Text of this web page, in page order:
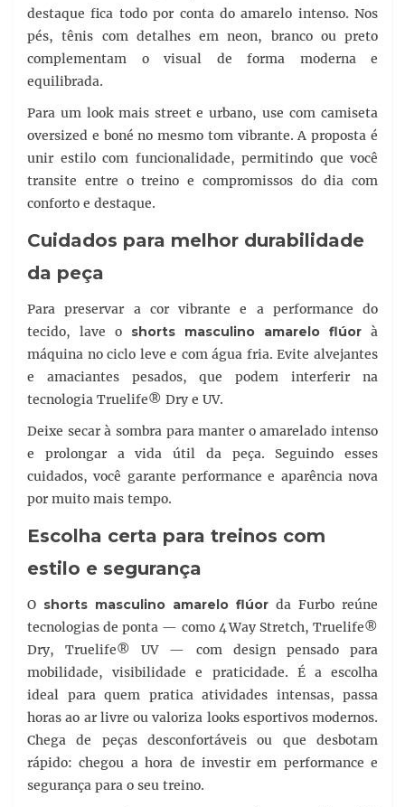
destaque fica todo por conta do amarelo intenso. Nos
pés, tênis com detalhes em neon, branco ou preto
complementam o visual de forma moderna e
equilibrada.
Para um look mais street e urbano, use com camiseta
oversized e boné no mesmo tom vibrante. A proposta é
unir estilo com funcionalidade, permitindo que você
transite entre o treino e compromissos do dia com
conforto e destaque.
Cuidados para melhor durabilidade
da peça
Para preservar a cor vibrante e a performance do
tecido, lave o shorts masculino amarelo flúor à
máquina no ciclo leve e com água fria. Evite alvejantes
e amaciantes pesados, que podem interferir na
tecnologia Truelife® Dry e UV.
Deixe secar à sombra para manter o amarelado intenso
e prolongar a vida útil da peça. Seguindo esses
cuidados, você garante performance e aparência nova
por muito mais tempo.
Escolha certa para treinos com
estilo e segurança
O shorts masculino amarelo flúor da Furbo reúne
tecnologias de ponta — como 4 Way Stretch, Truelife®
Dry, Truelife® UV — com design pensado para
mobilidade, visibilidade e praticidade. É a escolha
ideal para quem pratica atividades intensas, passa
horas ao ar livre ou valoriza looks esportivos modernos.
Chega de peças desconfortáveis ou que desbotam
rápido: chegou a hora de investir em performance e
segurança para o seu treino.